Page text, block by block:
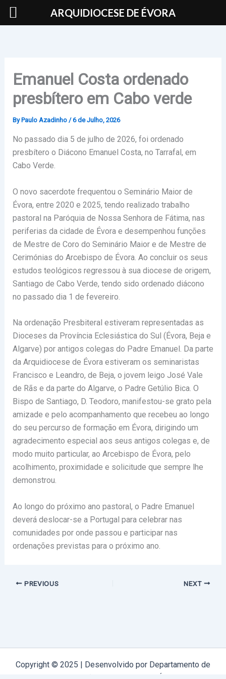
Skip
Emanuel Costa ordenado
presbítero em Cabo verde
By Paulo Azadinho /6 de Julho, 2026
No passado dia 5 de julho de 2026, foi ordenado
presbítero o Diácono Emanuel Costa, no Tarrafal, em
Cabo Verde.
O novo sacerdote frequentou o Seminário Maior de
Évora, entre 2020 e 2025, tendo realizado trabalho
pastoral na Paróquia de Nossa Senhora de Fátima, nas
periferias da cidade de Évora e desempenhou funções
de Mestre de Coro do Seminário Maior e de Mestre de
Cerimónias do Arcebispo de Évora. Ao concluir os seus
estudos teológicos regressou à sua diocese de origem,
Santiago de Cabo Verde, tendo sido ordenado diácono
no passado dia 1 de fevereiro.
Na ordenação Presbiteral estiveram representadas as
Dioceses da Província Eclesiástica do Sul (Évora, Beja e
Algarve) por antigos colegas do Padre Emanuel. Da parte
da Arquidiocese de Évora estiveram os seminaristas
Francisco e Leandro, de Beja, o jovem leigo José Vale
de Rãs e da parte do Algarve, o Padre Getúlio Bica. O
Bispo de Santiago, D. Teodoro, manifestou-se grato pela
amizade e pelo acompanhamento que recebeu ao longo
do seu percurso de formação em Évora, dirigindo um
agradecimento especial aos seus antigos colegas e, de
modo muito particular, ao Arcebispo de Évora, pelo
acolhimento, proximidade e solicitude que sempre lhe
demonstrou.
Ao longo do próximo ano pastoral, o Padre Emanuel
deverá deslocar-se a Portugal para celebrar nas
comunidades por onde passou e participar nas
ordenações previstas para o próximo ano.
PREVIOUS NEXT
Copyright © 2025 | Desenvolvido por Departamento de
ARQUIDIOCESE DE ÉVORA